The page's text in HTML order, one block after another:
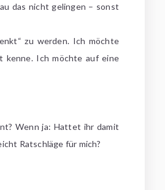
das nicht gelingen – sonst
zu werden. Ich möchte
kenne. Ich möchte auf eine
Wenn ja: Hattet ihr damit
Ratschläge für mich?